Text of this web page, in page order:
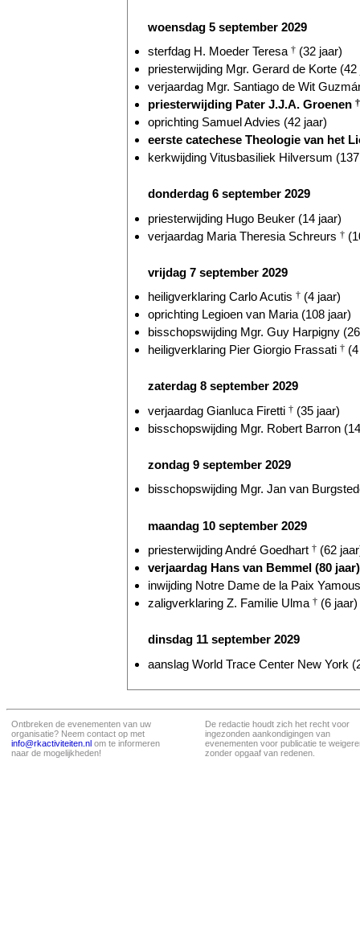
woensdag 5 september 2029
sterfdag H. Moeder Teresa † (32 jaar)
priesterwijding Mgr. Gerard de Korte (42
verjaardag Mgr. Santiago de Wit
priesterwijding Pater J.J.A. Groenen †
oprichting Samuel Advies (42 jaar)
eerste catechese Theologie van het
kerkwijding Vitusbasiliek Hilversum
donderdag 6 september 2029
priesterwijding Hugo Beuker (14 jaar)
verjaardag Maria Theresia Schreurs †
vrijdag 7 september 2029
heiligverklaring Carlo Acutis † (4 jaar)
oprichting Legioen van Maria (108 jaar)
bisschopswijding Mgr. Guy Harpigny
heiligverklaring Pier Giorgio Frassati †
zaterdag 8 september 2029
verjaardag Gianluca Firetti † (35 jaar)
bisschopswijding Mgr. Robert Barron
zondag 9 september 2029
bisschopswijding Mgr. Jan van
maandag 10 september 2029
priesterwijding André Goedhart † (62
verjaardag Hans van Bemmel (80 jaar)
inwijding Notre Dame de la Paix
zaligverklaring Z. Familie Ulma † (6 jaar)
dinsdag 11 september 2029
aanslag World Trace Center New York
Ontbreken de evenementen van uw
organisatie? Neem contact op met
info@rkactiviteiten.nl om te informeren
naar de mogelijkheden!
De redactie houdt zich het recht voor
ingezonden aankondigingen van
evenementen voor publicatie te
zonder opgaaf van redenen.